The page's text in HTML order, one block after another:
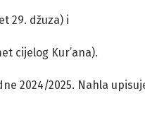
29. džuza) i
cijelog Kur’ana).
2024/2025. Nahla